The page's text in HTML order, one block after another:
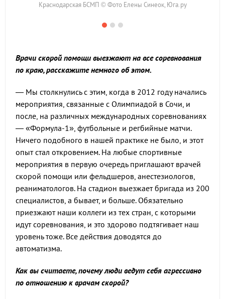
Краснодарская БСМП © Фото Елены Синеок, Юга.ру
Врачи скорой помощи выезжают на все соревнования
по краю, расскажите немного об этом.
— Мы столкнулись с этим, когда в 2012 году начались
мероприятия, связанные с Олимпиадой в Сочи, и
после, на различных международных соревнованиях
— «Формула-1», футбольные и регбийные матчи.
Ничего подобного в нашей практике не было, и этот
опыт стал откровением. На любые спортивные
мероприятия в первую очередь приглашают врачей
скорой помощи или фельдшеров, анестезиологов,
реаниматологов. На стадион выезжает бригада из 200
специалистов, а бывает, и больше. Обязательно
приезжают наши коллеги из тех стран, с которыми
идут соревнования, и это здорово подтягивает наш
уровень тоже. Все действия доводятся до
автоматизма.
Как вы считаете, почему люди ведут себя агрессивно
по отношению к врачам скорой?